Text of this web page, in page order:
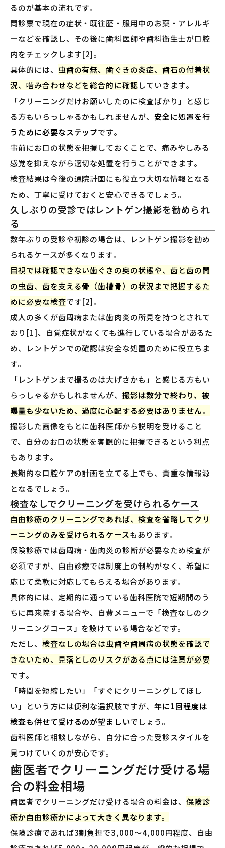
るのが基本の流れです。
問診票で現在の症状・既往歴・服用中のお薬・アレルギ
ーなどを確認し、その後に歯科医師や歯科衛生士が口腔
内をチェックします[2]。
具体的には、
虫歯の有無、歯ぐきの炎症、歯石の付着状
況、噛み合わせなどを総合的に確認していきます。
「クリーニングだけお願いしたのに検査ばかり」と感じ
る方もいらっしゃるかもしれませんが、 安全に処置を行
うために必要なステップです。
事前にお口の状態を把握しておくことで、痛みやしみる
感覚を抑えながら適切な処置を行うことができます。
検査結果は今後の通院計画にも役立つ大切な情報となる
ため、丁寧に受けておくと安心できるでしょう。
久しぶりの受診ではレントゲン撮影を勧められ
る
数年ぶりの受診や初診の場合は、レントゲン撮影を勧め
られるケースが多くなります。
目視では確認できない歯ぐきの奥の状態や、歯と歯の間
の虫歯、歯を支える骨（歯槽骨）の状況まで把握するた
めに必要な検査です[2]。
成人の多くが歯周病または歯肉炎の所見を持つとされて
おり[1]、自覚症状がなくても進行している場合があるた
め、レントゲンでの確認は安全な処置のために役立ちま
す。
「レントゲンまで撮るのは大げさかも」と感じる方もい
らっしゃるかもしれませんが、撮影は数分で終わり、被
曝量も少ないため、過度に心配する必要はありません。
撮影した画像をもとに歯科医師から説明を受けること
で、自分のお口の状態を客観的に把握できるという利点
もあります。
長期的な口腔ケアの計画を立てる上でも、貴重な情報源
となるでしょう。
検査なしでクリーニングを受けられるケース
自由診療のクリーニングであれば、検査を省略してクリ
ーニングのみを受けられるケースもあります。
保険診療では歯周病・歯肉炎の診断が必要なため検査が
必須ですが、自由診療では制度上の制約がなく、希望に
応じて柔軟に対応してもらえる場合があります。
具体的には、定期的に通っている歯科医院で短期間のう
ちに再来院する場合や、自費メニューで「検査なしのク
リーニングコース」を設けている場合などです。
ただし、 検査なしの場合は虫歯や歯周病の状態を確認で
きないため、見落としのリスクがある点には注意が必要
です。
「時間を短縮したい」「すぐにクリーニングしてほし
い」という方には便利な選択肢ですが、 年に1回程度は
検査も併せて受けるのが望ましいでしょう。
歯科医師と相談しながら、自分に合った受診スタイルを
見つけていくのが安心です。
歯医者でクリーニングだけ受ける場
合の料金相場
歯医者でクリーニングだけ受ける場合の料金は、 保険診
療か自由診療かによって大きく異なります。
保険診療であれば3割負担で3,000〜4,000円程度、自由